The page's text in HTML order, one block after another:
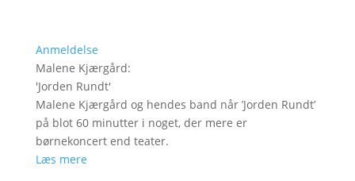
Anmeldelse
Malene Kjærgård:
'Jorden Rundt'
Malene Kjærgård og hendes band når ’Jorden Rundt’
på blot 60 minutter i noget, der mere er
børnekoncert end teater.
Læs mere